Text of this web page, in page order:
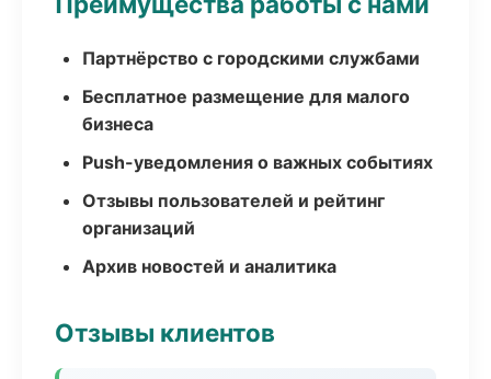
Партнёрство с городскими службами
Бесплатное размещение для малого
бизнеса
Push-уведомления о важных событиях
Отзывы пользователей и рейтинг
организаций
Архив новостей и аналитика
Отзывы клиентов